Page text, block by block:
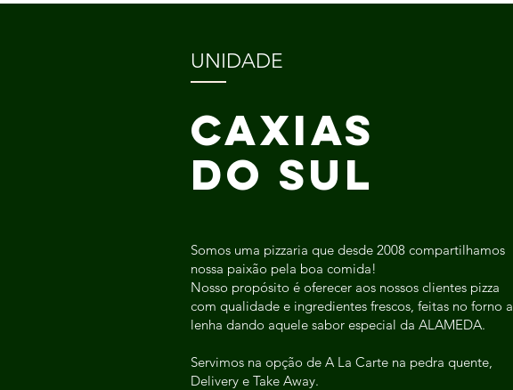
UNIDADE
CAXIAS
DO SUL
Somos uma pizzaria que desde 2008 compartilhamos
nossa paixão pela boa comida!
Nosso propósito é oferecer aos nossos clientes pizza
com qualidade e ingredientes frescos, feitas no forno a
lenha dando aquele sabor especial da ALAMEDA.
Servimos na opção de A La Carte na pedra quente,
Delivery e Take Away.